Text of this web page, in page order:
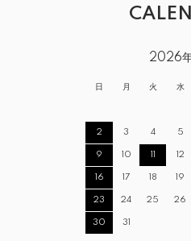
2026
日 月 火 水
2 3 4 5
9 10 12
16 17 18 19
23 24 25 26
30 31